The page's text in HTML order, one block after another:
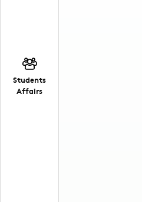
Students
Affairs